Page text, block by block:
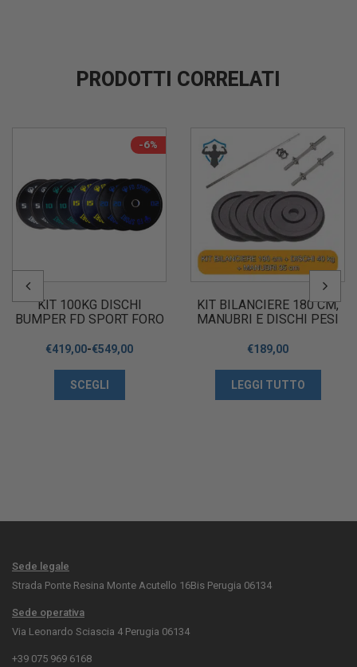
PRODOTTI CORRELATI
-6%
KIT 100KG DISCHI
BUMPER FD SPORT FORO
€419,00-€549,00
SCEGLI
KIT BILANCIERE 180 CM,
MANUBRI E DISCHI PESI
€189,00
LEGGI TUTTO
Sede legale
Strada Ponte Resina Monte Acutello 16Bis Perugia 06134
Sede operativa
Via Leonardo Sciascia 4 Perugia 06134
+39 075 969 6168